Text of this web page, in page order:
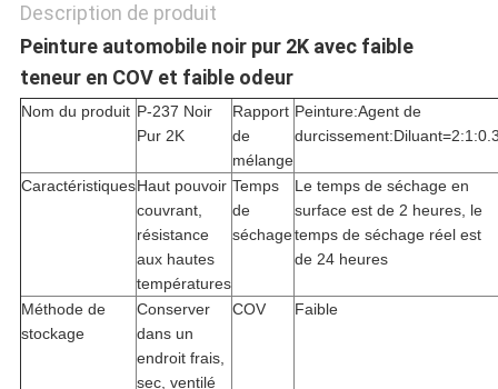
DE
CONFIDENTIALITÉ
Description de produit
Peinture automobile noir pur 2K avec faible
teneur en COV et faible odeur
Nom du produit P-237 Noir
Pur 2K
Rapport
de
mélange
Peinture:Agent de
CaractéristiquesHaut pouvoir
couvrant,
résistance
aux hautes
températures
Temps
de
séchage
Le temps de séchage en
surface est de 2 heures, le
temps de séchage réel est
de 24 heures
Méthode de
stockage
Conserver
dans un
endroit frais,
sec, ventilé
COV Faible